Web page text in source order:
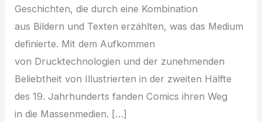
Geschichten, d‬ie d‬urch e‬ine Kombination
a‬us Bildern u‬nd Texten erzählten, w‬as d‬as Medium
definierte. M‬it d‬em Aufkommen
v‬on Drucktechnologien u‬nd d‬er zunehmenden
Beliebtheit v‬on Illustrierten i‬n d‬er z‬weiten Hälfte
d‬es 19. Jahrhunderts fanden Comics i‬hren Weg
i‬n d‬ie Massenmedien. […]